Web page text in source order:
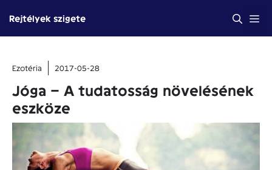
tartalomba
Rejtélyek szigete
Ezotéria 2017-05-28
Jóga – A tudatosság növelésének
eszköze